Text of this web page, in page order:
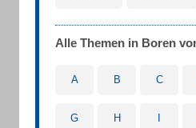
Alle Themen in Boren
A B C
G H